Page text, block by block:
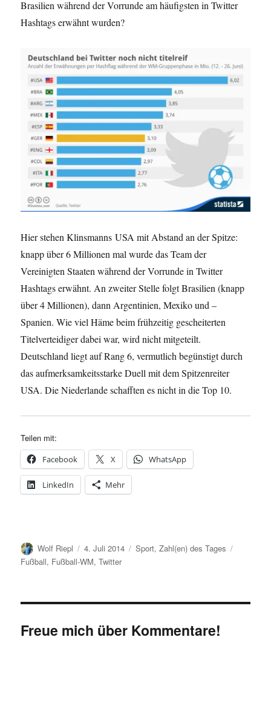
Brasilien während der Vorrunde am häufigsten in Twitter
Hashtags erwähnt wurden?
Hier stehen Klinsmanns USA mit Abstand an der Spitze:
knapp über 6 Millionen mal wurde das Team der
Vereinigten Staaten während der Vorrunde in Twitter
Hashtags erwähnt. An zweiter Stelle folgt Brasilien (knapp
über 4 Millionen), dann Argentinien, Mexiko und –
Spanien. Wie viel Häme beim frühzeitig gescheiterten
Titelverteidiger dabei war, wird nicht mitgeteilt.
Deutschland liegt auf Rang 6, vermutlich begünstigt durch
das aufmerksamkeitsstarke Duell mit dem Spitzenreiter
USA. Die Niederlande schafften es nicht in die Top 10.
Teilen mit:
Facebook X WhatsApp
LinkedIn Mehr
Autor
Wolf Riepl
Veröffentlicht
am
4. Juli 2014 Kategorien
Sport,Zahl(en) des Tages
Fußball, Fußball-WM,Twitter
Freue mich über Kommentare!